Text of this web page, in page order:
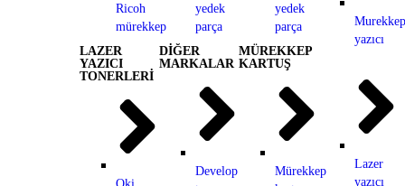
Ricoh
mürekkep
LAZER
YAZICI
TONERLERİ
yedek
parça
DİĞER
MARKALAR
Develop
yedek
parça
MÜREKKEP
KARTUŞ
Mürekkep
yazıcı
Lazer
yazıcı